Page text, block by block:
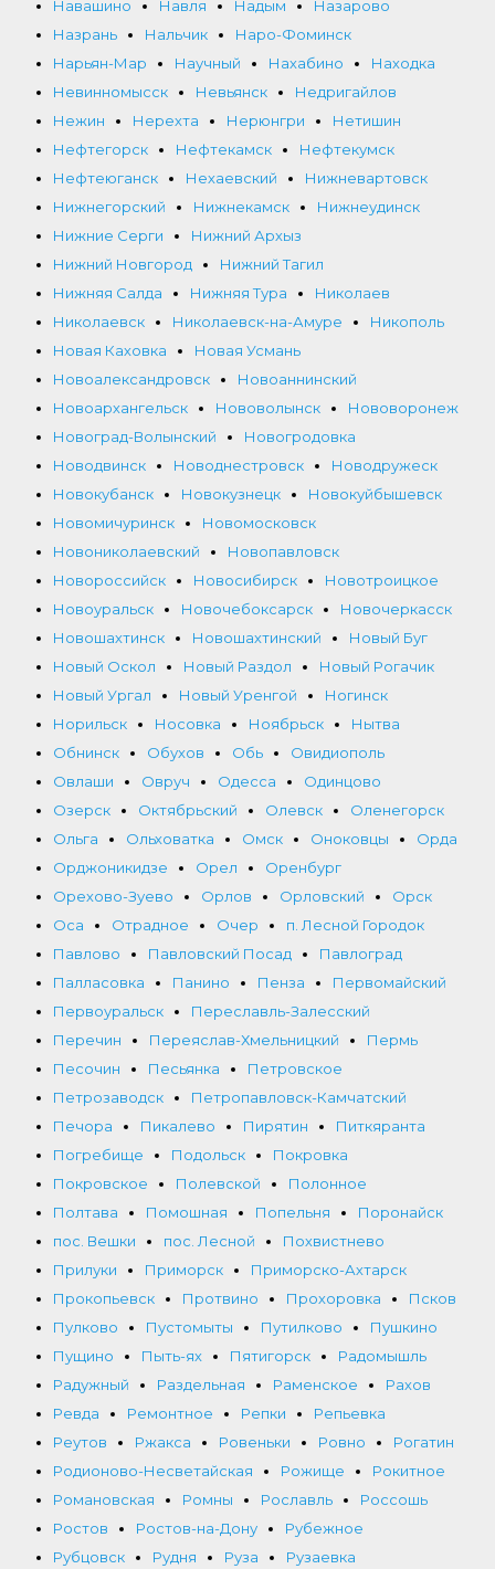
Навашино Навля Надым
Назарово
Назрань
Нальчик
Наро-Фоминск
Нарьян-Мар
Научный Нахабино
Находка
Невинномысск
Невьянск
Недригайлов
Нежин
Нерехта Нерюнгри
Нетишин
Нефтегорск
Нефтекамск
Нефтекумск
Нефтеюганск
Нехаевский
Нижневартовск
Нижнегорский
Нижнекамск
Нижнеудинск
Нижние Серги
Нижний Архыз
Нижний Новгород
Нижний Тагил
Нижняя Салда
Нижняя Тура
Николаев
Николаевск
Николаевск-на-Амуре
Никополь
Новая Каховка
Новая Усмань
Новоалександровск
Новоаннинский
Новоархангельск
Нововолынск
Нововоронеж
Новоград-Волынский
Новогродовка
Новодвинск
Новоднестровск
Новодружеск
Новокубанск
Новокузнецк
Новокуйбышевск
Новомичуринск
Новомосковск
Новониколаевский
Новопавловск
Новороссийск
Новосибирск
Новотроицкое
Новоуральск
Новочебоксарск
Новочеркасск
Новошахтинск
Новошахтинский
Новый Буг
Новый Оскол
Новый Раздол
Новый Рогачик
Новый Ургал
Новый Уренгой
Ногинск
Норильск
Носовка Ноябрьск
Нытва
Обнинск
Обухов Обь
Овидиополь
Овлаши
Овруч Одесса
Одинцово
Озерск
Октябрьский Олевск
Оленегорск
Ольга
Ольховатка Омск Оноковцы
Орда
Орджоникидзе
Орел
Оренбург
Орехово-Зуево
Орлов Орловский
Орск
Оса
Отрадное Очер
п. Лесной Городок
Павлово
Павловский Посад
Павлоград
Палласовка
Панино Пенза
Первомайский
Первоуральск
Переславль-Залесский
Перечин
Переяслав-Хмельницкий
Пермь
Песочин
Песьянка
Петровское
Петрозаводск
Петропавловск-Камчатский
Печора
Пикалево Пирятин
Питкяранта
Погребище
Подольск
Покровка
Покровское
Полевской
Полонное
Полтава
Помошная Попельня
Поронайск
пос. Вешки
пос. Лесной
Похвистнево
Прилуки
Приморск
Приморско-Ахтарск
Прокопьевск
Протвино Прохоровка
Псков
Пулково
Пустомыты Путилково
Пушкино
Пущино
Пыть-ях Пятигорск
Радомышль
Радужный
Раздельная Раменское
Рахов
Ревда
Ремонтное Репки
Репьевка
Реутов
Ржакса Ровеньки Ровно
Рогатин
Родионово-Несветайская
Рожище
Рокитное
Романовская
Ромны Рославль
Россошь
Ростов
Ростов-на-Дону
Рубежное
Рубцовск
Рудня Руза
Рузаевка